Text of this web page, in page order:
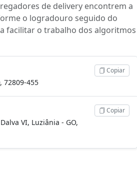
de delivery encontrem a
o logradouro seguido do
facilitar o trabalho dos algoritmos
72809-455
Copiar
VI, Luziânia - GO,
Copiar